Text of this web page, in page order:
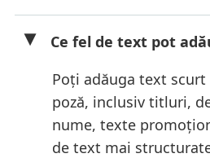
Ce fel de text pot
Poți adăuga text
poză, inclusiv titluri,
nume, texte
de text mai